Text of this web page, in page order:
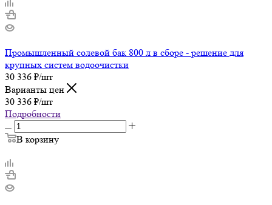
Промышленный солевой бак 800 л в сборе - решение для
крупных систем водоочистки
30 336 ₽/шт
Варианты цен
30 336 ₽/шт
Подробности
В корзину